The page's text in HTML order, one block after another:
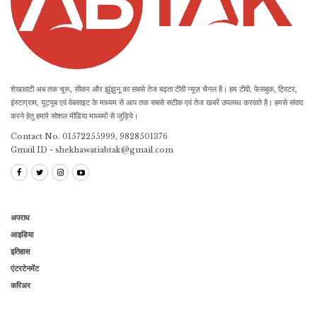
शेखावाटी अब तक चूरू, सीकर और झुंझुनू का सबसे तेज बढ़ता टीवी न्यूज़ चैनल है। हम टीवी, फेसबुक, ट्विटर,
इंस्टाग्राम, यूट्यूब एवं वेबसाइट के माध्यम से आप तक सबसे सटीक एवं तेज खबरें उपलब्ध करवाते है। हमसे संवाद
करने हेतु हमारे सोशल मीडिया माध्यमों से जुड़िये।
Contact No. 01572255999, 9828501376
Gmail ID - shekhawatiabtak@gmail.com
अपराध
आइडिया
इतिहास
एंटरटेनमेंट
करिअर